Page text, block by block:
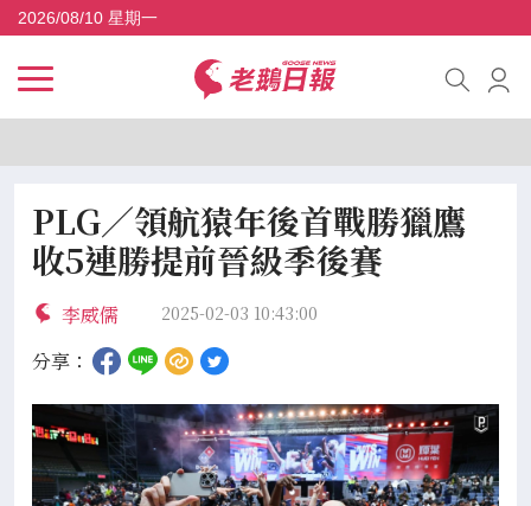
2026/08/10 星期一
PLG／領航猿年後首戰勝獵鷹
收5連勝提前晉級季後賽
李威儒 2025-02-03 10:43:00
分享：